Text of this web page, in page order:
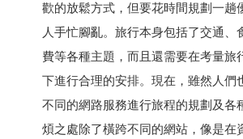
歡的放鬆方式，但要花時間規劃一趟
人手忙腳亂。旅行本身包括了交通、
費等各種主題，而且還需要在考量旅
下進行合理的安排。現在，雖然人們
不同的網路服務進行旅程的規劃及各
煩之處除了橫跨不同的網站，像是在